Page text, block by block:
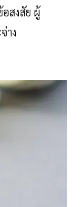
สงสัย ผู้
าง